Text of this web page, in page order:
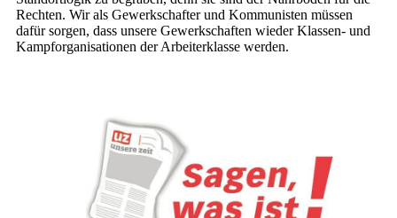
Rechten. Wir als Gewerkschafter und Kommunisten müssen
dafür sorgen, dass unsere Gewerkschaften wieder Klassen- und
Kampforganisationen der Arbeiterklasse werden.